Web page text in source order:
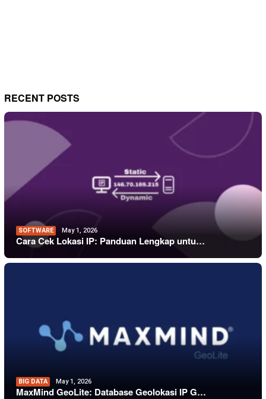
RECENT POSTS
SOFTWARE May 1, 2026
Cara Cek Lokasi IP: Panduan Lengkap untu…
BIG DATA May 1, 2026
MaxMind GeoLite: Database Geolokasi IP G…